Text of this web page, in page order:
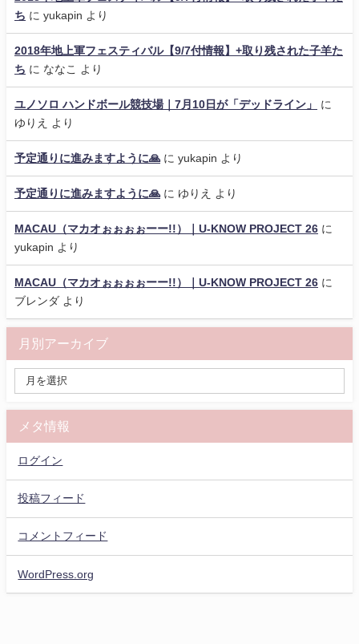
ち に yukapin より
2018年地上軍フェスティバル【9/7付情報】+取り残された子羊た
ち に ななこ より
ユノソロ ハンドボール競技場｜7月10日が「デッドライン」
に
ゆりえ
より
予定通りに進みますように🙏 に yukapin より
予定通りに進みますように🙏 に ゆりえ より
MACAU（マカオぉぉぉぉーー!!）｜U-KNOW PROJECT 26 に
yukapin より
MACAU（マカオぉぉぉぉーー!!）｜U-KNOW PROJECT 26 に
ブレンダ より
月別アーカイブ
メタ情報
ログイン
投稿フィード
コメントフィード
WordPress.org